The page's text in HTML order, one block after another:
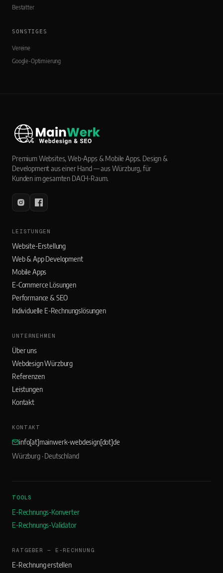
Bestatter
SONSTIGES
Vereine
Google-Optimierung
Premium Websites, Web-Apps & Mobile Apps. Design &
Development aus einer Hand — aus Würzburg, für
Kunden im gesamten DACH-Raum.
LEISTUNGEN
Website-Erstellung
Web & App Development
Mobile Apps
E-Commerce Lösungen
Performance & SEO
Individuelle E-Rechnungslösungen
UNTERNEHMEN
Über uns
Webdesign Würzburg
Referenzen
Leistungen
Kontakt
KONTAKT
info[at]mainwerk-webdesign[dot]de
Würzburg · Deutschland
TOOLS
E-Rechnungs-Konverter
E-Rechnungs-Validator
RATGEBER — E-RECHNUNG
E-Rechnung erstellen